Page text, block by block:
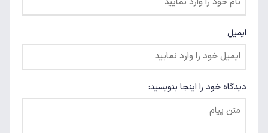
ایمیل
دیدگاه خود را اینجا بنویسید: